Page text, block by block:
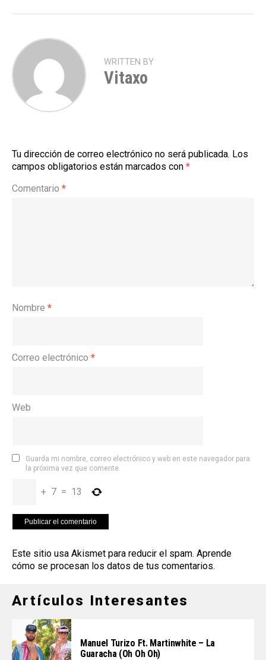
WRITTEN BY
Vitaxo
Tu dirección de correo electrónico no será publicada. Los
campos obligatorios están marcados con *
Comentario *
Nombre *
Correo electrónico *
Web
Guarda mi nombre, correo electrónico y web en este navegador para
la próxima vez que comente.
+ 7 = 13
Este sitio usa Akismet para reducir el spam. Aprende
cómo se procesan los datos de tus comentarios.
Artículos Interesantes
Manuel Turizo Ft. Martinwhite – La
Guaracha (Oh Oh Oh)